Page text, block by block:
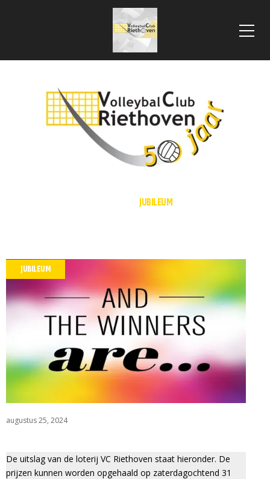
JUBILEUM
JUBILEUM
augustus 25, 2024
De uitslag van de loterij VC Riethoven staat hieronder. De
prijzen kunnen worden opgehaald op zaterdagochtend 31
2025
RABO